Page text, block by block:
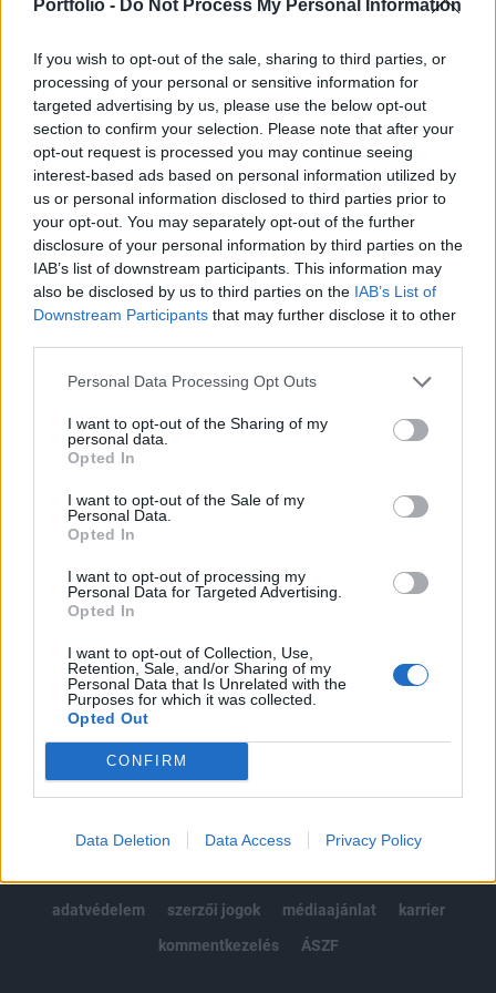
Portfolio - Do Not Process My Personal Information
If you wish to opt-out of the sale, sharing to third parties, or
processing of your personal or sensitive information for
targeted advertising by us, please use the below opt-out
section to confirm your selection. Please note that after your
opt-out request is processed you may continue seeing
interest-based ads based on personal information utilized by
us or personal information disclosed to third parties prior to
your opt-out. You may separately opt-out of the further
disclosure of your personal information by third parties on the
IAB’s list of downstream participants. This information may
also be disclosed by us to third parties on the IAB’s List of
Downstream Participants that may further disclose it to other
Personal Data Processing Opt Outs
I want to opt-out of the Sharing of my
personal data.
Opted In
I want to opt-out of the Sale of my
Personal Data.
Opted In
I want to opt-out of processing my
Personal Data for Targeted Advertising.
Opted In
I want to opt-out of Collection, Use,
Retention, Sale, and/or Sharing of my
Personal Data that Is Unrelated with the
Purposes for which it was collected.
Opted Out
CONFIRM
Data Deletion Data Access Privacy Policy
Az ADP cég által közölt foglalkoztatottsági jelentés némi
iránymutatással szolgálhat a pénteken megjelenő átfogó
kormányzati statisztika előtt. Tekintettel arra, hogy az ADP
cég foglalkoztatottsági mutatója az elmúlt hónapok során
igen széles tartományban mozgott, megbízhatósága
korlátozott. A piaci konszenzus szerint az ADP ismét 600
ezer feletti munkahelymegszűnésről...
KEDVES OLVASÓNK!
A keresett cikk a portfolio.hu hírarchívumához
tartozik, melynek olvasása előfizetéses
Az előfizetés a következőket tartalmazza:
Kötéslisták: BÉT elmúlt 2 év napon belüli
kötéslistái
Előfizetés
MÁR ELŐFIZETŐNK VAGY?BEJELENTKEZÉS
© 2026 Portfolio
adatvédelem
szerzői jogok médiaajánlat
karrier
kommentkezelés
ÁSZF